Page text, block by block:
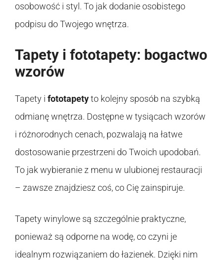
osobowość i styl. To jak dodanie osobistego
podpisu do Twojego wnętrza.
Tapety i fototapety: bogactwo
wzorów
Tapety i fototapetyto kolejny sposób na szybką
odmianę wnętrza. Dostępne w tysiącach wzorów
i różnorodnych cenach, pozwalają na łatwe
dostosowanie przestrzeni do Twoich upodobań.
To jak wybieranie z menu w ulubionej restauracji
– zawsze znajdziesz coś, co Cię zainspiruje.
Tapety winylowe są szczególnie praktyczne,
ponieważ są odporne na wodę, co czyni je
idealnym rozwiązaniem do łazienek. Dzięki nim